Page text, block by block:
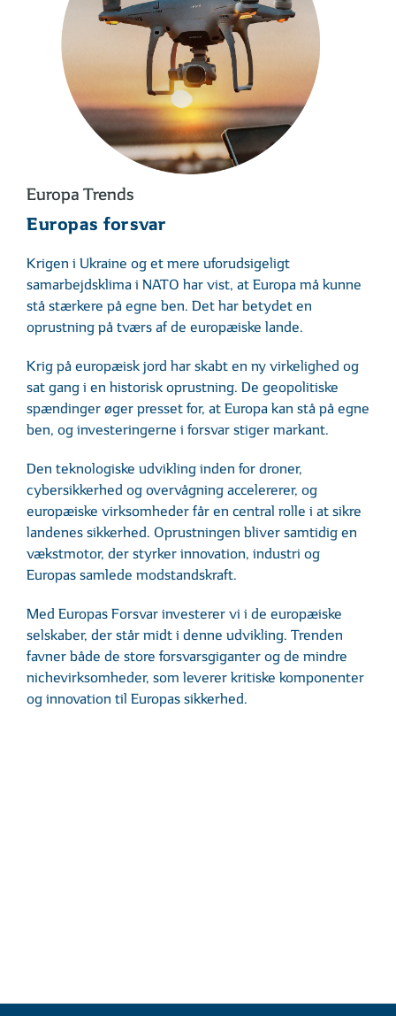
Europa Trends
Europas forsvar
Krigen i Ukraine og et mere uforudsigeligt
samarbejdsklima i NATO har vist, at Europa må kunne
stå stærkere på egne ben. Det har betydet en
oprustning på tværs af de europæiske lande.
Krig på europæisk jord har skabt en ny virkelighed og
sat gang i en historisk oprustning. De geopolitiske
spændinger øger presset for, at Europa kan stå på egne
ben, og investeringerne i forsvar stiger markant.
Den teknologiske udvikling inden for droner,
cybersikkerhed og overvågning accelererer, og
europæiske virksomheder får en central rolle i at sikre
landenes sikkerhed. Oprustningen bliver samtidig en
vækstmotor, der styrker innovation, industri og
Europas samlede modstandskraft.
Med Europas Forsvar investerer vi i de europæiske
selskaber, der står midt i denne udvikling. Trenden
favner både de store forsvarsgiganter og de mindre
nichevirksomheder, som leverer kritiske komponenter
og innovation til Europas sikkerhed.